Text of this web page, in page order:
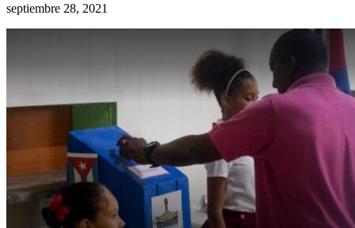
septiembre 28, 2021